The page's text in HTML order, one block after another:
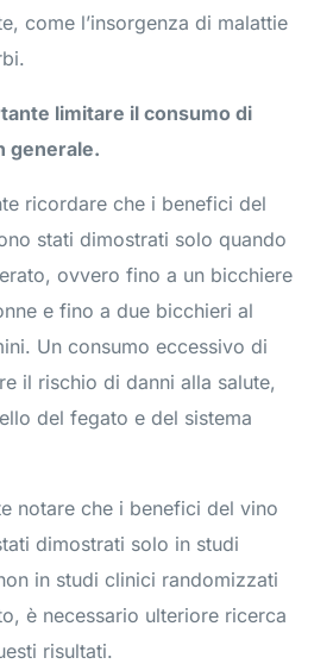
come l’insorgenza di malattie
limitare il consumo di
generale.
ricordare che i benefici del
stati dimostrati solo quando
ovvero fino a un bicchiere
e fino a due bicchieri al
Un consumo eccessivo di
il rischio di danni alla salute,
del fegato e del sistema
notare che i benefici del vino
dimostrati solo in studi
in studi clinici randomizzati
è necessario ulteriore ricerca
risultati.